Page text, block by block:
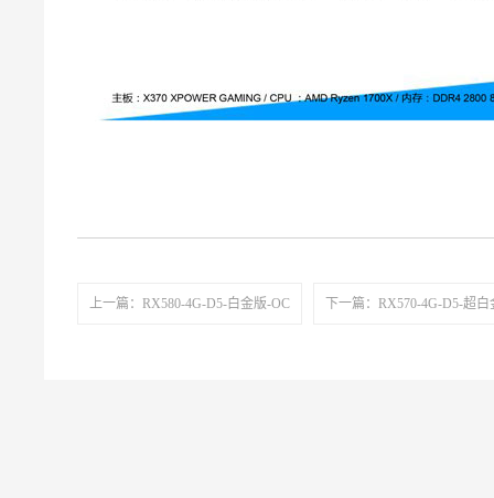
上一篇：RX580-4G-D5-白金版-OC 下一篇：RX570-4G-D5-超白